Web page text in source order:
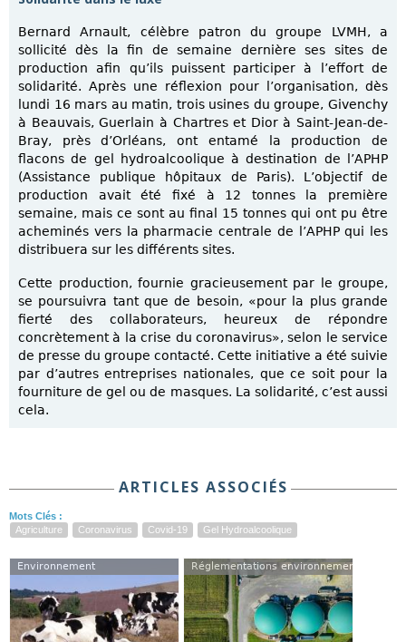
Bernard Arnault, célèbre patron du groupe LVMH, a
sollicité dès la fin de semaine dernière ses sites de
production afin qu’ils puissent participer à l’effort de
solidarité. Après une réflexion pour l’organisation, dès
lundi 16 mars au matin, trois usines du groupe, Givenchy
à Beauvais, Guerlain à Chartres et Dior à Saint-Jean-de-
Bray, près d’Orléans, ont entamé la production de
flacons de gel hydroalcoolique à destination de l’APHP
(Assistance publique hôpitaux de Paris). L’objectif de
production avait été fixé à 12 tonnes la première
semaine, mais ce sont au final 15 tonnes qui ont pu être
acheminés vers la pharmacie centrale de l’APHP qui les
distribuera sur les différents sites.
Cette production, fournie gracieusement par le groupe,
se poursuivra tant que de besoin, «pour la plus grande
fierté des collaborateurs, heureux de répondre
concrètement à la crise du coronavirus», selon le service
de presse du groupe contacté. Cette initiative a été suivie
par d’autres entreprises nationales, que ce soit pour la
fourniture de gel ou de masques. La solidarité, c’est aussi
cela.
ARTICLES ASSOCIÉS
Mots Clés :
Agriculture
Coronavirus Covid-19 Gel Hydroalcoolique
Environnement Réglementations environnementales